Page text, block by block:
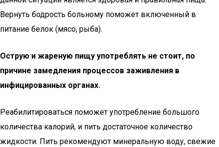
Вернуть бодрость больному поможет включенный в
питание белок (мясо, рыба).
Острую и жареную пищу употреблять не стоит, по
причине замедления процессов заживления в
инфицированных органах.
Реабилитироваться поможет употребление большого
количества калорий, и пить достаточное количество
жидкости. Пить рекомендуют минеральную воду, свежие